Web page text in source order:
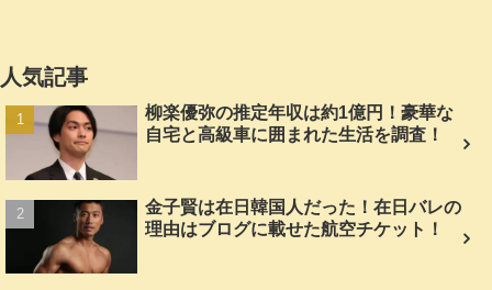
人気記事
柳楽優弥の推定年収は約1億円！豪華な
自宅と高級車に囲まれた生活を調査！
金子賢は在日韓国人だった！在日バレの
理由はブログに載せた航空チケット！